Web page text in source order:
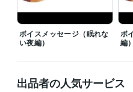
心を癒すなんでも相談屋♩ 取得
困ったときについ頼りたくなる
住まい・美容・生活相談 新しく
悩み相談・カウンセリング
ボイスメッセージ（眠れな
い夜編）
ボ
編）
出品者の人気サービス